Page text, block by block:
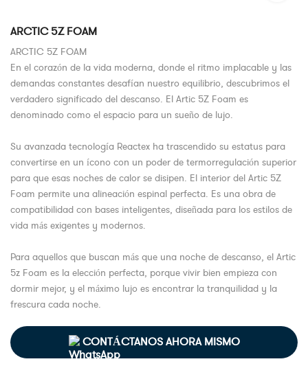
ARCTIC 5Z FOAM
ARCTIC 5Z FOAM
En el corazón de la vida moderna, donde el ritmo implacable y las
demandas constantes desafían nuestro equilibrio, descubrimos el
verdadero significado del descanso. El Artic 5Z Foam es
denominado como el espacio para un sueño de lujo.
Su avanzada tecnología Reactex ha trascendido su estatus para
convertirse en un ícono con un poder de termorregulación superior
para que esas noches de calor se disipen. El interior del Artic 5Z
Foam permite una alineación espinal perfecta. Es una obra de
compatibilidad con bases inteligentes, diseñada para los estilos de
vida más exigentes y modernos.
Para aquellos que buscan más que una noche de descanso, el Artic
5z Foam es la elección perfecta, porque vivir bien empieza con
dormir mejor, y el máximo lujo es encontrar la tranquilidad y la
frescura cada noche.
CONTÁCTANOS AHORA MISMO